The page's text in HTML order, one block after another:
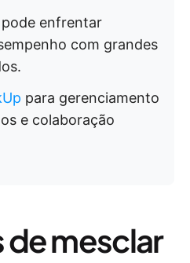
pode enfrentar
com grandes
para gerenciamento
e colaboração
mesclar